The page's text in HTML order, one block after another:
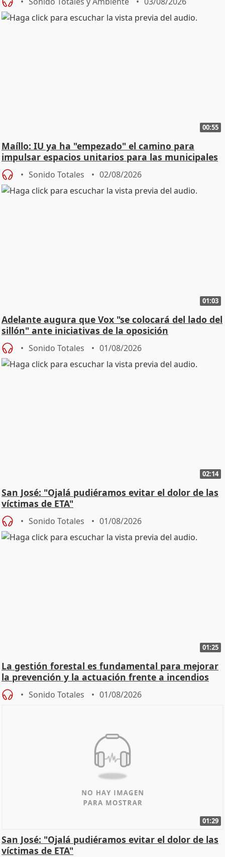
00:55
Maíllo: IU ya ha "empezado" el camino para
impulsar espacios unitarios para las municipales
Sonido Totales 02/08/2026
01:03
Adelante augura que Vox "se colocará del lado del
sillón" ante iniciativas de la oposición
Sonido Totales 01/08/2026
02:14
San José: "Ojalá pudiéramos evitar el dolor de las
víctimas de ETA"
Sonido Totales 01/08/2026
01:25
La gestión forestal es fundamental para mejorar
la prevención y la actuación frente a incendios
Sonido Totales 01/08/2026
01:29
San José: "Ojalá pudiéramos evitar el dolor de las
víctimas de ETA"